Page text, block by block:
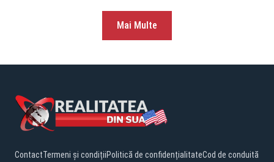
Mai Multe
ContactTermeni și condițiiPolitică de confidențialitateCod de conduită